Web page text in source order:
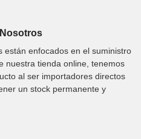
están enfocados en el suministro
nuestra tienda online, tenemos
al ser importadores directos
un stock permanente y